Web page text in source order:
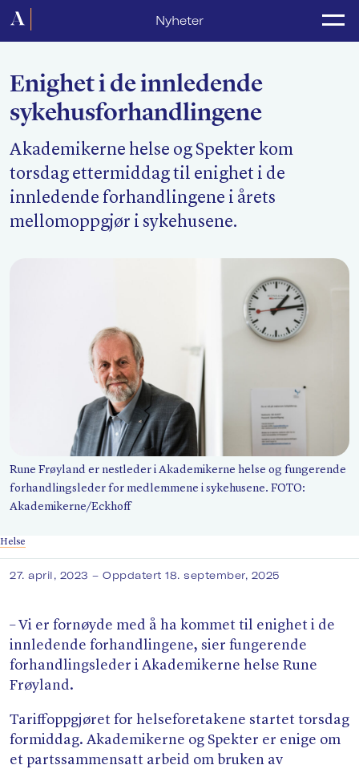
Nyheter
Forside
Lønnsoppgjør
Medlemsforeninger
Kurs og konferanser
For media
Akademikerne Pluss
Enighet i de innledende
sykehusforhandlingene
Akademikerne helse og Spekter kom
torsdag ettermiddag til enighet i de
innledende forhandlingene i årets
mellomoppgjør i sykehusene.
Rune Frøyland er nestleder i Akademikerne helse og fungerende
forhandlingsleder for medlemmene i sykehusene. FOTO:
Akademikerne/​Eckhoff
Helse
27. april, 2023– Oppdatert 18. september, 2025
– Vi er fornøyde med å ha kommet til enighet i de
innledende forhandlingene, sier fungerende
forhandlingsleder i Akademikerne helse Rune
Frøyland.
Tariffoppgjøret for helseforetakene startet torsdag
formiddag. Akademikerne og Spekter er enige om
et partssammensatt arbeid om bruken av